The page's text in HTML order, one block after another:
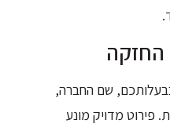
שם החברה,
פירוט מדויק מונע